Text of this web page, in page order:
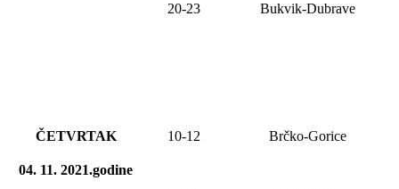
20-23 Bukvik-Dubrave
ČETVRTAK
04. 11. 2021.godine
10-1 2 Brčko-Gorice